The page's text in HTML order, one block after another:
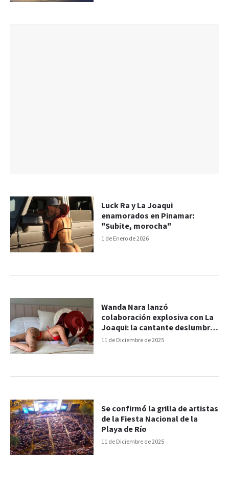
1 de Enero de 2026
Luck Ra y La Joaqui
enamorados en Pinamar:
"Subite, morocha"
11 de Diciembre de 2025
Wanda Nara lanzó
colaboración explosiva con La
Joaqui: la cantante deslumbró
con microbikinis rojo fuego y
11 de Diciembre de 2025
Se confirmó la grilla de artistas
de la Fiesta Nacional de la
Playa de Río